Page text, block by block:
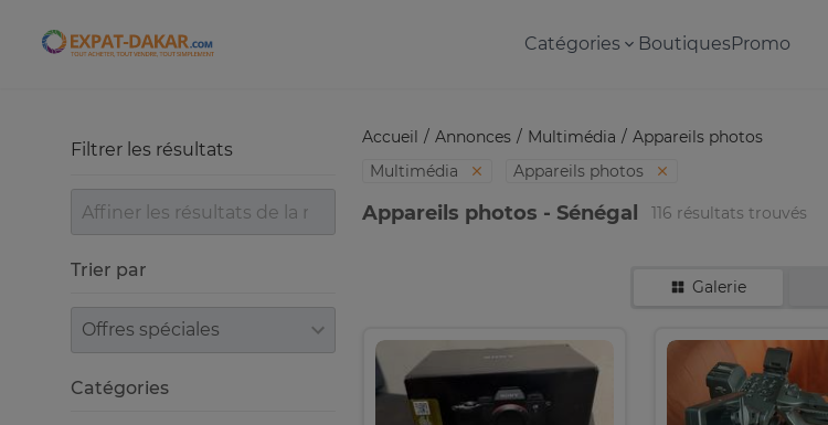
Expat-Dakar Catégories BoutiquesPromo
Accueil Annonces Multimédia
Appareils photos
Multimédia
Appareils photos
Appareils photos - Sénégal 116 résultats trouvés
Galerie
Filtrer les résultats
Trier par
Trier par
Catégories